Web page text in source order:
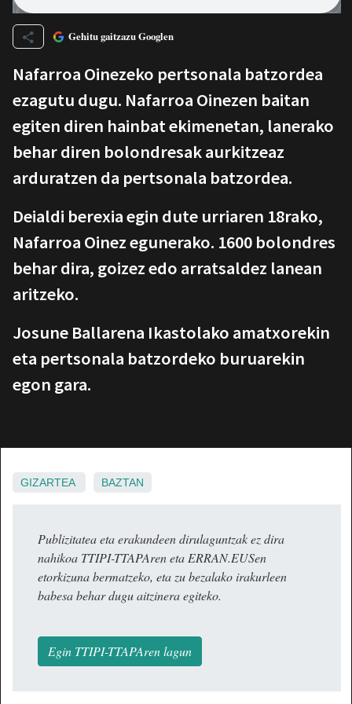
Gehitu gaitzazu Googlen
Nafarroa Oinezeko pertsonala batzordea
ezagutu dugu. Nafarroa Oinezen baitan
egiten diren hainbat ekimenetan, lanerako
behar diren bolondresak aurkitzeaz
arduratzen da pertsonala batzordea.
Deialdi berexia egin dute urriaren 18rako,
Nafarroa Oinez egunerako. 1600 bolondres
behar dira, goizez edo arratsaldez lanean
aritzeko.
Josune Ballarena Ikastolako amatxorekin
eta pertsonala batzordeko buruarekin
egon gara.
GIZARTEA BAZTAN
Publizitatea eta erakundeen dirulaguntzak ez dira
nahikoa TTIPI-TTAPAren eta ERRAN.EUSen
etorkizuna bermatzeko, eta zu bezalako irakurleen
babesa behar dugu aitzinera egiteko.
Egin TTIPI-TTAPAren lagun